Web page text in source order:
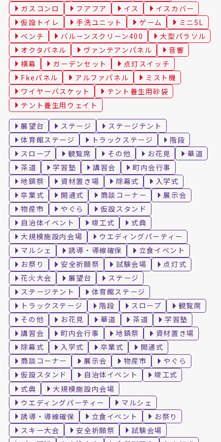
ガスコンロ
フアフア イス
イスカバー
仮設トイレ
手洗ユニット ゲーム
ミニSL
ベンチ
バルーンスクリーン400
大型パラソル
オクタパネル
ヴァンテアンパネル
音響
横幕
ガーデンセット
点灯スイッチ
Fkeパネル
アルファパネル
ミスト機
ワイヤーバスケット
テント養生用砂袋
テント養生用ウェイト
展望台 ステージ
ステージテント
体育館ステージ
トラックステージ
階段
スロープ
観覧席 その他 お花見
華道
茶道
学習塾 講習会
町内会行事
地鎮祭
資材置き場 除幕式
入学式
卒業式
開通式 商談コーナー
展示会
物産市
やぐら
仮設スタンド
自治体イベント
竣工式
式典
大規模施設内会場
ウエディングパーティー
マルシェ
誘導・導線確保
立食イベント
お祭り
安全祈願祭 試験会場
点灯式
花火大会
展望台
ステージ
ステージテント
体育館ステージ
トラックステージ
階段 スロープ
観覧席
その他
お花見 華道 茶道
学習塾
講習会
町内会行事 地鎮祭
資材置き場
除幕式
入学式 卒業式
開通式
商談コーナー
展示会 物産市
やぐら
仮設スタンド
自治体イベント
竣工式
式典
大規模施設内会場
ウエディングパーティー
マルシェ
誘導・導線確保
立食イベント
お祭り
スキー大会
安全祈願祭
試験会場